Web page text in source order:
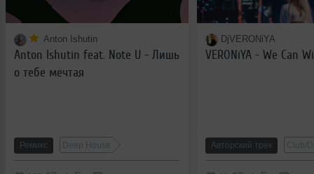
Anton Ishutin
Anton Ishutin feat. Note U - Лишь
о тебе мечтая
Ремикс Deep House
DjVERONiYA
VERONiYA - We Can
Авторский трек Club/